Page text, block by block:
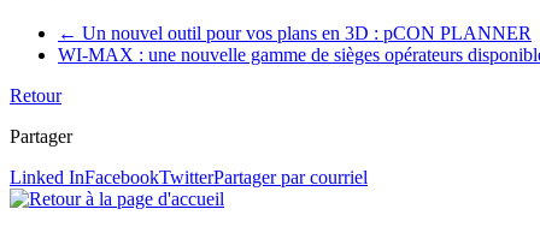
← Un nouvel outil pour vos plans en 3D : pCON PLANNER
WI-MAX : une nouvelle gamme de sièges opérateurs
Retour
Partager
Linked InFacebookTwitterPartager par courriel